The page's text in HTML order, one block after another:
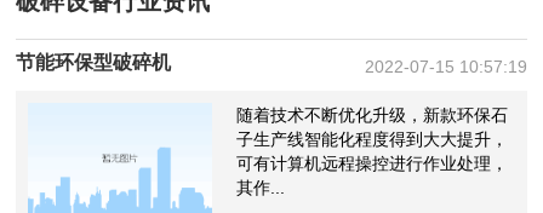
节能环保型破碎机 2022-07-15 10:57:19
随着技术不断优化升级，新款环保石
子生产线智能化程度得到大大提升，
可有计算机远程操控进行作业处理，
其作...